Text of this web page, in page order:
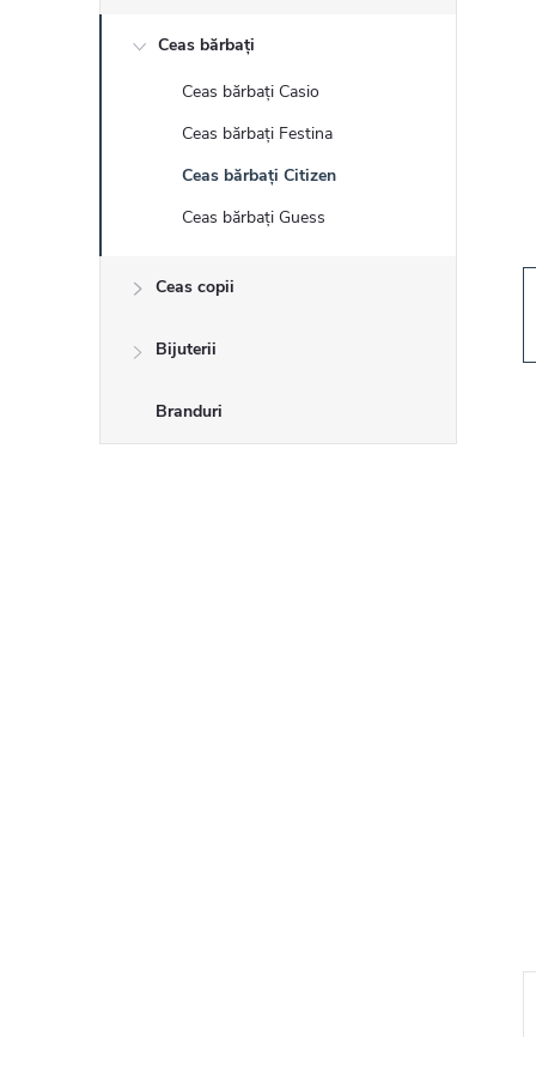
t
a
Ceas bărbați
Ceas bărbați Casio
Ceas bărbați Festina
Ceas bărbați Citizen
Ceas bărbați Guess
Ceas copii
Bijuterii
Branduri